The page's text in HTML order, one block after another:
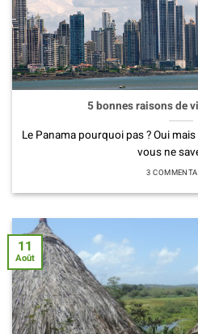
5 bonnes raisons de
Le Panama pourquoi pas ? Oui
vous ne
3
11
Août